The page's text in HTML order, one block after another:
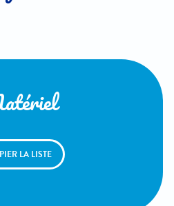
LA LISTE